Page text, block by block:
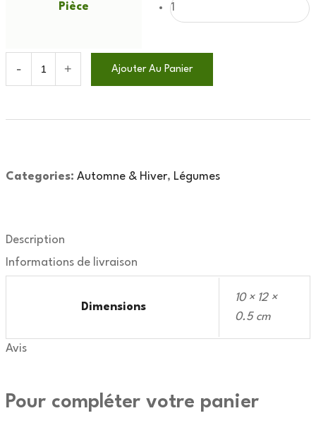
Pièce 1
Ajouter Au Panier
Categories: Automne & Hiver, Légumes
Description
Informations de livraison
Dimensions
10 × 12 ×
0.5 cm
Avis
Pour compléter votre panier